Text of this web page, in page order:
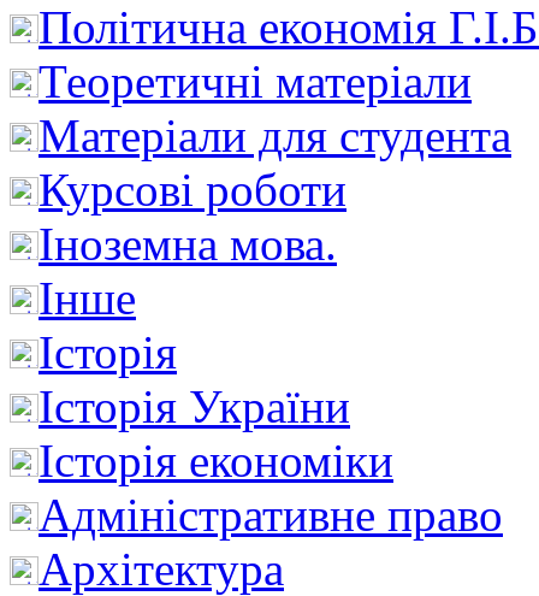
Політична економія
Теоретичні матеріали
Матеріали для студента
Курсові роботи
Іноземна мова.
Інше
Історія
Історія України
Історія економіки
Адміністративне право
Архітектура